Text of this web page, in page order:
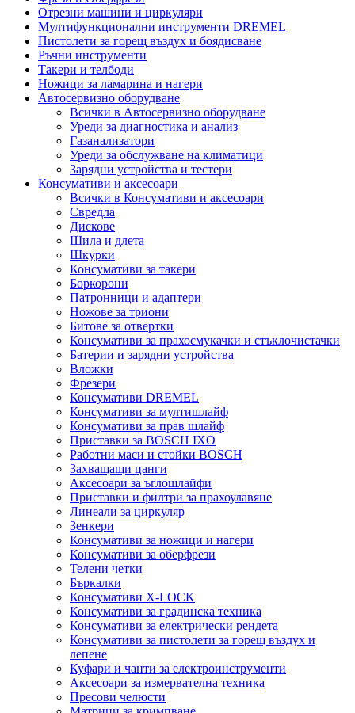
Отрезни машини и циркуляри
Мултифункционални инструменти DREMEL
Пистолети за горещ въздух и боядисване
Ръчни инструменти
Такери и телбоди
Ножици за ламарина и нагери
Автосервизно оборудване
Всички в Автосервизно оборудване
Уреди за диагностика и анализ
Газанализатори
Уреди за обслужване на климатици
Зарядни устройства и тестери
Консумативи и аксесоари
Всички в Консумативи и аксесоари
Свредла
Дискове
Шила и длета
Шкурки
Консумативи за такери
Боркорони
Патронници и адаптери
Ножове за триони
Битове за отвертки
Консумативи за прахосмукачки и стъклочистачки
Батерии и зарядни устройства
Вложки
Фрезери
Консумативи DREMEL
Консумативи за мултишлайф
Консумативи за прав шлайф
Приставки за BOSCH IXO
Работни маси и стойки BOSCH
Захващащи цанги
Аксесоари за ъглошлайфи
Приставки и филтри за прахоулавяне
Линеали за циркуляр
Зенкери
Консумативи за ножици и нагери
Консумативи за оберфрези
Телени четки
Бъркалки
Консумативи X-LOCK
Консумативи за градинска техника
Консумативи за електрически рендета
Консумативи за пистолети за горещ въздух и
лепене
Куфари и чанти за електроинструменти
Аксесоари за измервателна техника
Пресови челюсти